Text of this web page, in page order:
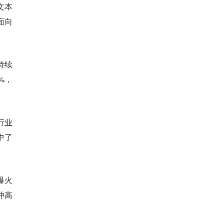
本
向
续
业
了
火
高